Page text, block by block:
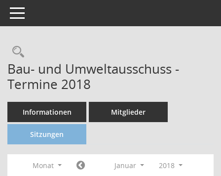
Toggle navigation
Bau- und Umweltausschuss -
Termine 2018
Informationen Mitglieder
Sitzungen
Monat Januar
2018